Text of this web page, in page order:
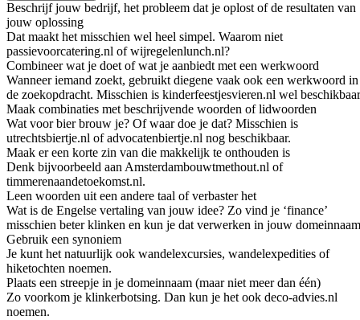
Beschrijf jouw bedrijf, het probleem dat je oplost of de resultaten van
jouw oplossing
Dat maakt het misschien wel heel simpel. Waarom niet
passievoorcatering.nl of wijregelenlunch.nl?
Combineer wat je doet of wat je aanbiedt met een werkwoord
Wanneer iemand zoekt, gebruikt diegene vaak ook een werkwoord in
de zoekopdracht. Misschien is kinderfeestjesvieren.nl wel
Maak combinaties met beschrijvende woorden of lidwoorden
Wat voor bier brouw je? Of waar doe je dat? Misschien is
utrechtsbiertje.nl of advocatenbiertje.nl nog beschikbaar.
Maak er een korte zin van die makkelijk te onthouden is
Denk bijvoorbeeld aan Amsterdambouwtmethout.nl of
timmerenaandetoekomst.nl.
Leen woorden uit een andere taal of verbaster het
Wat is de Engelse vertaling van jouw idee? Zo vind je ‘finance’
misschien beter klinken en kun je dat verwerken in jouw
Gebruik een synoniem
Je kunt het natuurlijk ook wandelexcursies, wandelexpedities of
hiketochten noemen.
Plaats een streepje in je domeinnaam (maar niet meer dan één)
Zo voorkom je klinkerbotsing. Dan kun je het ook deco-advies.nl
noemen.